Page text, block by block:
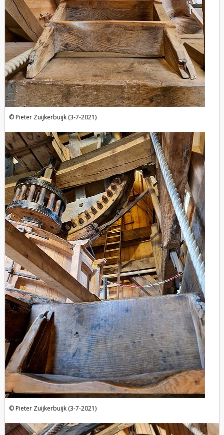
Pieter Zuijkerbuijk (3-7-2021)
Pieter Zuijkerbuijk (3-7-2021)